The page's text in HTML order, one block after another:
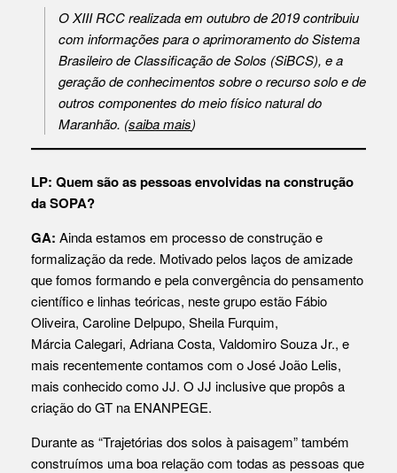
O XIII RCC realizada em outubro de 2019 contribuiu
com informações para o aprimoramento do Sistema
Brasileiro de Classificação de Solos (SiBCS), e a
geração de conhecimentos sobre o recurso solo e de
outros componentes do meio físico natural do
Maranhão. (saiba mais)
LP: Quem são as pessoas envolvidas na construção
da SOPA?
GA: Ainda estamos em processo de construção e
formalização da rede. Motivado pelos laços de amizade
que fomos formando e pela convergência do pensamento
científico e linhas teóricas, neste grupo estão Fábio
Oliveira, Caroline Delpupo, Sheila Furquim,
Márcia Calegari, Adriana Costa, Valdomiro Souza Jr., e
mais recentemente contamos com o José João Lelis,
mais conhecido como JJ. O JJ inclusive que propôs a
criação do GT na ENANPEGE.
Durante as “Trajetórias dos solos à paisagem” também
construímos uma boa relação com todas as pessoas que